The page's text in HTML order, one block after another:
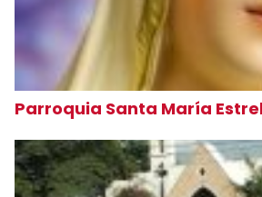
Parroquia Santa María